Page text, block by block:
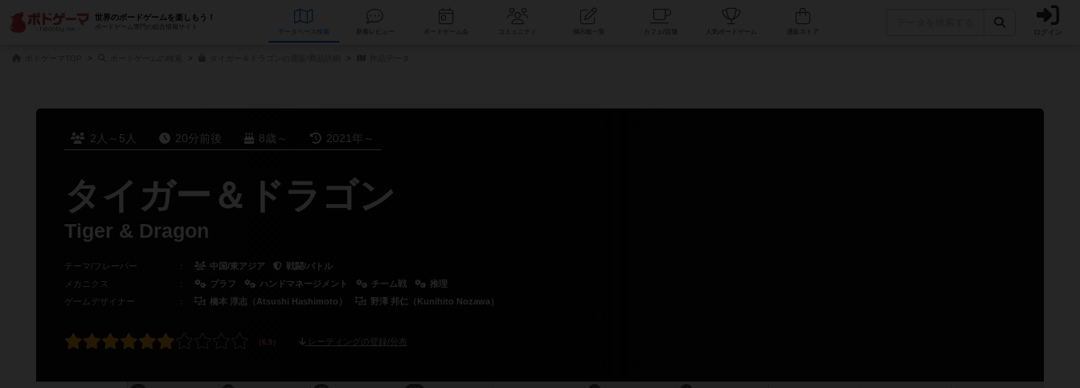
世界のボードゲームを楽しもう！
ボードゲーム専門の総合情報サイト
データベース コミュニティ 人気ボードゲーム ログイン
2人～5人 20分前後 8歳～ 2021年～
タイガー＆ドラゴン
Tiger & Dragon
テーマ/フレーバー ： 中国/東アジア
戦闘/バトル
メカニクス
： ブラフ ハンドマネージメント チーム戦
推理
ゲームデザイナー
： 橋本 淳志（Atsushi Hashimoto） 野澤 邦仁（Kunihito Nozawa）
レーティングの登録/分布